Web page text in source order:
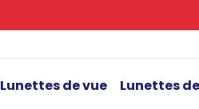
Lunettes de vue Lunettes